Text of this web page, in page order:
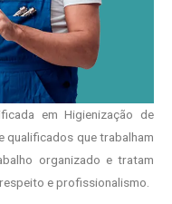
em Higienização de
qualificados que trabalham
organizado e tratam
e profissionalismo.